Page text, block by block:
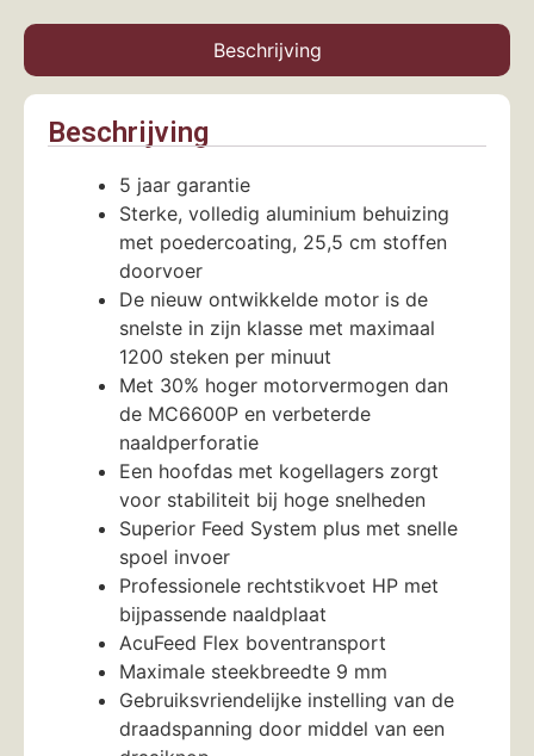
Beschrijving
Beschrijving
5 jaar garantie
Sterke, volledig aluminium behuizing
met poedercoating, 25,5 cm stoffen
doorvoer
De nieuw ontwikkelde motor is de
snelste in zijn klasse met maximaal
1200 steken per minuut
Met 30% hoger motorvermogen dan
de MC6600P en verbeterde
naaldperforatie
Een hoofdas met kogellagers zorgt
voor stabiliteit bij hoge snelheden
Superior Feed System plus met snelle
spoel invoer
Professionele rechtstikvoet HP met
bijpassende naaldplaat
AcuFeed Flex boventransport
Maximale steekbreedte 9 mm
Gebruiksvriendelijke instelling van de
draadspanning door middel van een